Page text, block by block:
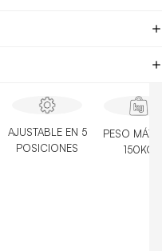
AJUSTABLE EN 5
POSICIONES
PESO
150KG